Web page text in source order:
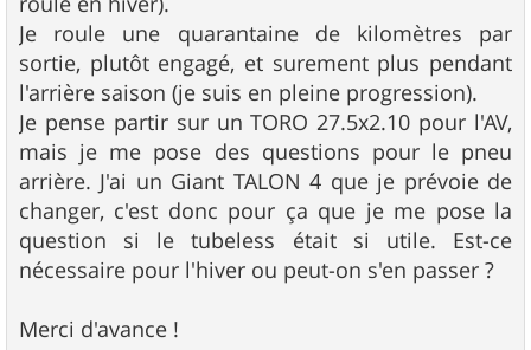
Je roule une quarantaine de kilomètres par
sortie, plutôt engagé, et surement plus pendant
l'arrière saison (je suis en pleine progression).
Je pense partir sur un TORO 27.5x2.10 pour l'AV,
mais je me pose des questions pour le pneu
arrière. J'ai un Giant TALON 4 que je prévoie de
changer, c'est donc pour ça que je me pose la
question si le tubeless était si utile. Est-ce
nécessaire pour l'hiver ou peut-on s'en passer ?
Merci d'avance !